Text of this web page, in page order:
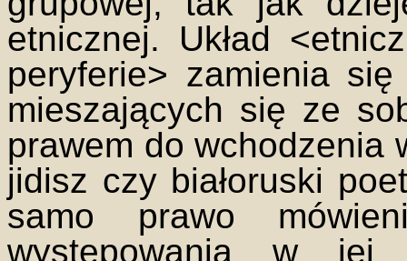
etnicznej. Układ
peryferie> zamienia
mieszających się ze
prawem do wchodzenia
jidisz czy białoruski
samo prawo
występowania w jej